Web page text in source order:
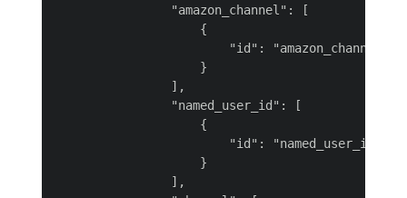
                "amazon_channel": [
                    {
"id": "amazon_channel-
                    }
                ],
                "named_user_id": [
                    {
"id": "named_user_id-
                    }
                ],